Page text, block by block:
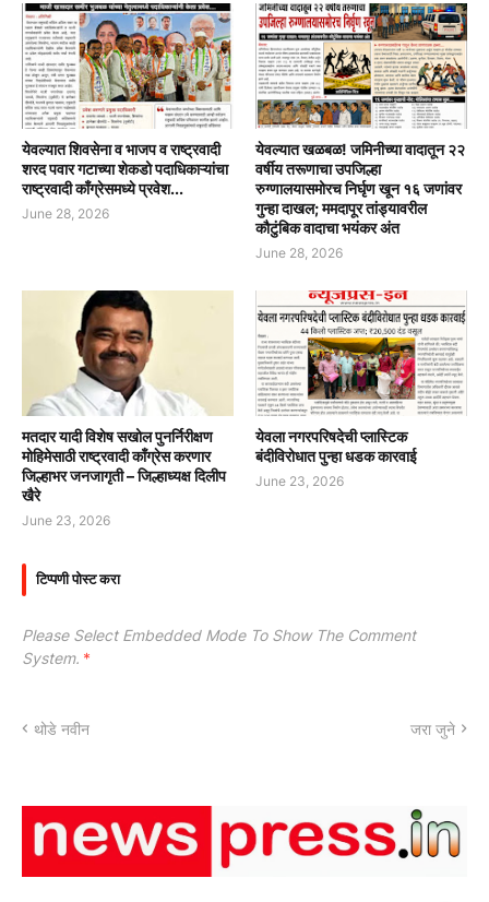
येवल्यात शिवसेना व भाजप व राष्ट्रवादी
शरद पवार गटाच्या शेकडो पदाधिकाऱ्यांचा
राष्ट्रवादी काँग्रेसमध्ये प्रवेश...
June 28, 2026
येवल्यात खळबळ! जमिनीच्या वादातून २२
वर्षीय तरूणाचा उपजिल्हा
रुग्णालयासमोरच निर्घृण खून १६ जणांवर
गुन्हा दाखल; ममदापूर तांड्यावरील
कौटुंबिक वादाचा भयंकर अंत
June 28, 2026
मतदार यादी विशेष सखोल पुनर्निरीक्षण
मोहिमेसाठी राष्ट्रवादी काँग्रेस करणार
जिल्हाभर जनजागृती – जिल्हाध्यक्ष दिलीप
खैरे
June 23, 2026
येवला नगरपरिषदेची प्लास्टिक
बंदीविरोधात पुन्हा धडक कारवाई
June 23, 2026
टिप्पणी पोस्ट करा
Please Select Embedded Mode To Show The Comment
System. *
थोडे नवीन जरा जुने